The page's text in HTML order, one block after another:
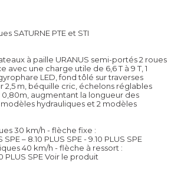
SATURNE PTE et STI
à paille URANUS semi-portés 2 roues
avec une charge utile de 6,6 T à 9 T, 1
LED, fond tôlé sur traverses
2,5 m, béquille cric, échelons réglables
0,80m, augmentant la longueur des
modèles hydrauliques et 2 modèles
30 km/h - flèche fixe :
SPE – 8.10 PLUS SPE - 9.10 PLUS SPE
40 km/h - flèche à ressort :
PLUS SPEVoir le produit